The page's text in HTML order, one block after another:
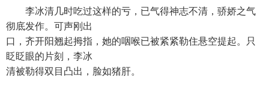
李冰清几时吃过这样的亏，已气得神志不清，骄娇之气
彻底发作。可声刚出
口，齐开阳翘起拇指，她的咽喉已被紧紧勒住悬空提起。只
眨眨眼的片刻，李冰
清被勒得双目凸出，脸如猪肝。